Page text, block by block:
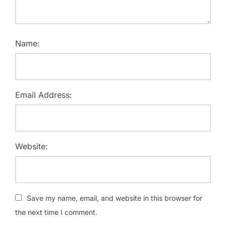
Name:
Email Address:
Website:
Save my name, email, and website in this browser for
the next time I comment.